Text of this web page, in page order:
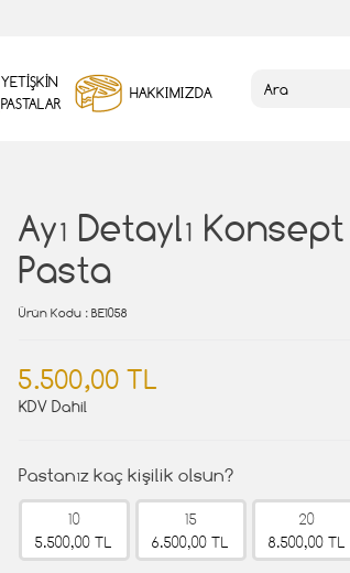
YETİŞKİN
PASTALAR
HAKKIMIZDA
Ayı Detaylı Konsept
Pasta
Ürün Kodu : BE1058
5.500,00 TL
KDV Dahil
Pastanız kaç kişilik olsun?
10
5.500,00 TL
15
6.500,00 TL
20
8.500,00 TL